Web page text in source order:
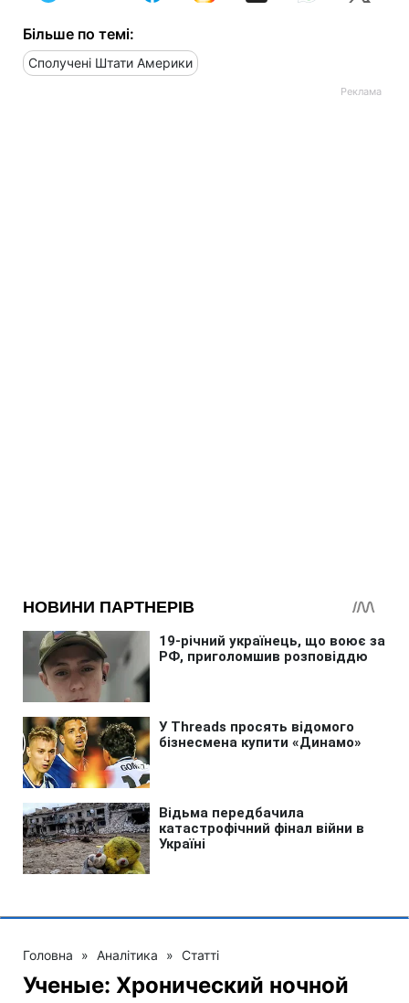
Більше по темі:
Сполучені Штати Америки
Головна » Аналітика » Статті
Ученые: Хронический ночной